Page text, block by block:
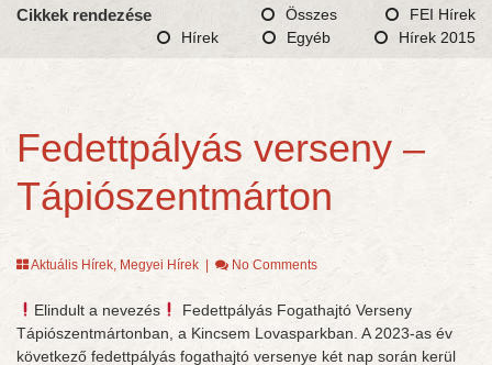
Cikkek rendezése Összes
FEI Hírek
Hírek
Egyéb Hírek 2015
Fedettpályás verseny –
Tápiószentmárton
Aktuális Hírek, Megyei Hírek No Comments
Elindult a nevezés
Fedettpályás Fogathajtó Verseny
Tápiószentmártonban, a Kincsem Lovasparkban. A 2023-as év
következő fedettpályás fogathajtó versenye két nap során kerül